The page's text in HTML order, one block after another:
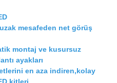
uzak mesafeden net görüş
montaj ve kusursuz
ayakları
en aza indiren,kolay